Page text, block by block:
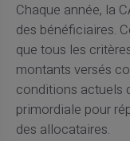
Chaque année, la
des bénéficiaires.
que tous les
montants versés
conditions actuels
primordiale pour
des allocataires.